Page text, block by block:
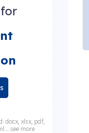
docx, xlsx, pdf,
see more